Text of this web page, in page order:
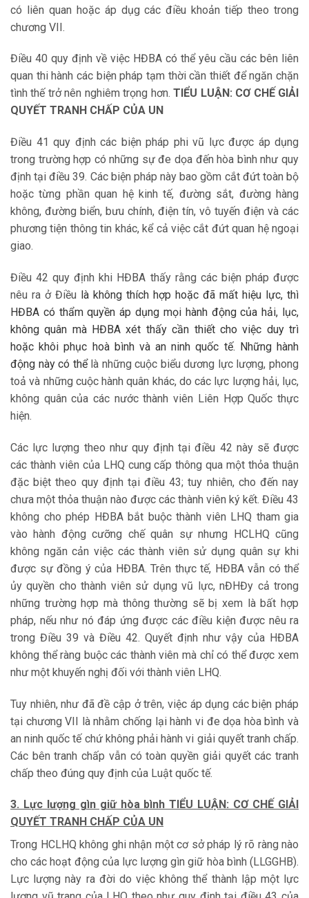
có liên quan hoặc áp dụg các điều khoản tiếp theo trong
chương VII.
Điều 40 quy định về việc HĐBA có thể yêu cầu các bên liên
quan thi hành các biện pháp tạm thời cần thiết để ngăn chặn
tình thế trở nên nghiêm trọng hơn.TIỂU LUẬN: CƠ CHẾ GIẢI
QUYẾT TRANH CHẤP CỦA UN
Điều 41 quy định các biện pháp phi vũ lực được áp dụng
trong trường hợp có những sự đe dọa đến hòa bình như quy
định tại điều 39. Các biện pháp này bao gồm cắt đứt toàn bộ
hoặc từng phần quan hệ kinh tế, đường sắt, đường hàng
không, đường biển, bưu chính, điện tín, vô tuyến điện và các
phương tiện thông tin khác, kể cả việc cắt đứt quan hệ ngoại
giao.
Điều 42 quy định khi HĐBA thấy rằng các biện pháp được
nêu ra ở Điều là không thích hợp hoặc đã mất hiệu lực, thì
HĐBA có thẩm quyền áp dụng mọi hành động của hải, lục,
không quân mà HĐBA xét thấy cần thiết cho việc duy trì
hoặc khôi phục hoà bình và an ninh quốc tế. Những hành
động này có thể là những cuộc biểu dương lực lượng, phong
toả và những cuộc hành quân khác, do các lực lượng hải, lục,
không quân của các nước thành viên Liên Hợp Quốc thực
hiện.
Các lực lượng theo như quy định tại điều 42 này sẽ được
các thành viên của LHQ cung cấp thông qua một thỏa thuận
đặc biệt theo quy định tại điều 43; tuy nhiên, cho đến nay
chưa một thỏa thuận nào được các thành viên ký kết. Điều 43
không cho phép HĐBA bắt buộc thành viên LHQ tham gia
vào hành động cưỡng chế quân sự nhưng HCLHQ cũng
không ngăn cản việc các thành viên sử dụng quân sự khi
được sự đồng ý của HĐBA. Trên thực tế, HĐBA vẫn có thể
ủy quyền cho thành viên sử dụng vũ lực, nĐHĐy cả trong
những trường hợp mà thông thường sẽ bị xem là bất hợp
pháp, nếu như nó đáp ứng được các điều kiện được nêu ra
trong Điều 39 và Điều 42. Quyết định như vậy của HĐBA
không thể ràng buộc các thành viên mà chỉ có thể được xem
như một khuyến nghị đối với thành viên LHQ.
Tuy nhiên, như đã đề cập ở trên, việc áp dụng các biện pháp
tại chương VII là nhằm chống lại hành vi đe dọa hòa bình và
an ninh quốc tế chứ không phải hành vi giải quyết tranh chấp.
Các bên tranh chấp vẫn có toàn quyền giải quyết các tranh
chấp theo đúng quy định của Luật quốc tế.
3. Lực lượng gìn giữ hòa bình TIỂU LUẬN: CƠ CHẾ GIẢI
QUYẾT TRANH CHẤP CỦA UN
Trong HCLHQ không ghi nhận một cơ sở pháp lý rõ ràng nào
cho các hoạt động của lực lượng gìn giữ hòa bình (LLGGHB).
Lực lượng này ra đời do việc không thể thành lập một lực